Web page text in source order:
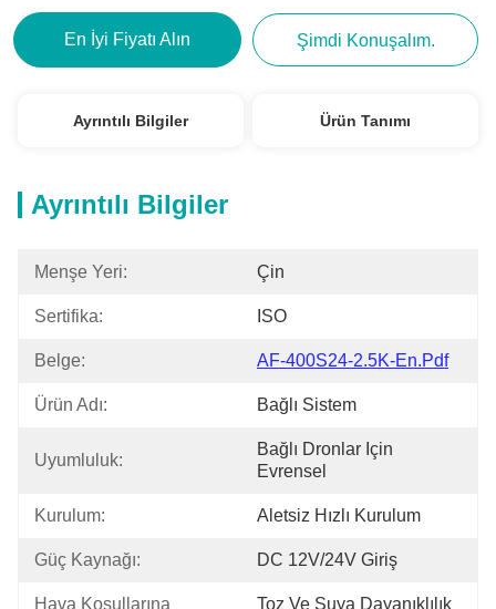
En İyi Fiyatı Alın Şimdi Konuşalım.
Ayrıntılı Bilgiler Ürün Tanımı
Ayrıntılı Bilgiler
Menşe Yeri: Çin
Sertifika: ISO
Belge: AF-400S24-2.5K-En.pdf
Ürün Adı: Bağlı Sistem
Uyumluluk:
Bağlı Dronlar Için
Evrensel
Kurulum: Aletsiz Hızlı Kurulum
Güç Kaynağı: DC 12V/24V Giriş
Hava Koşullarına Toz Ve Suya Dayanıklılık